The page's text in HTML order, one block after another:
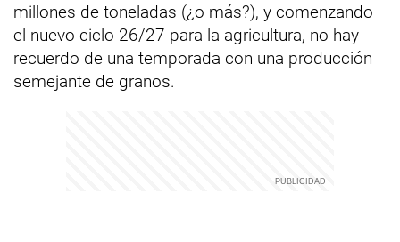
millones de toneladas (¿o más?), y comenzando
el nuevo ciclo 26/27 para la agricultura, no hay
recuerdo de una temporada con una producción
semejante de granos.